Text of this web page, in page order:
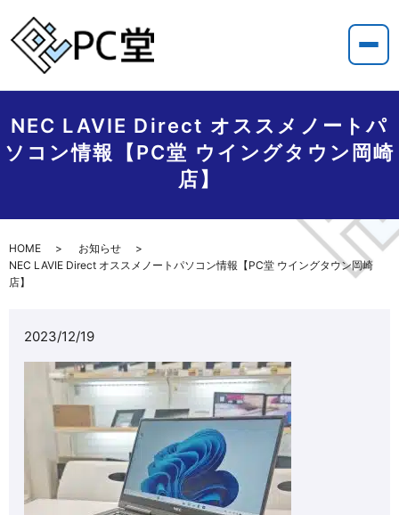
NEC LAVIE Direct オススメノートパ
ソコン情報【PC堂 ウイングタウン岡崎
店】
HOME
お知らせ
NEC LAVIE Direct オススメノートパソコン情報【PC堂 ウイングタウン岡崎
店】
2023/12/19